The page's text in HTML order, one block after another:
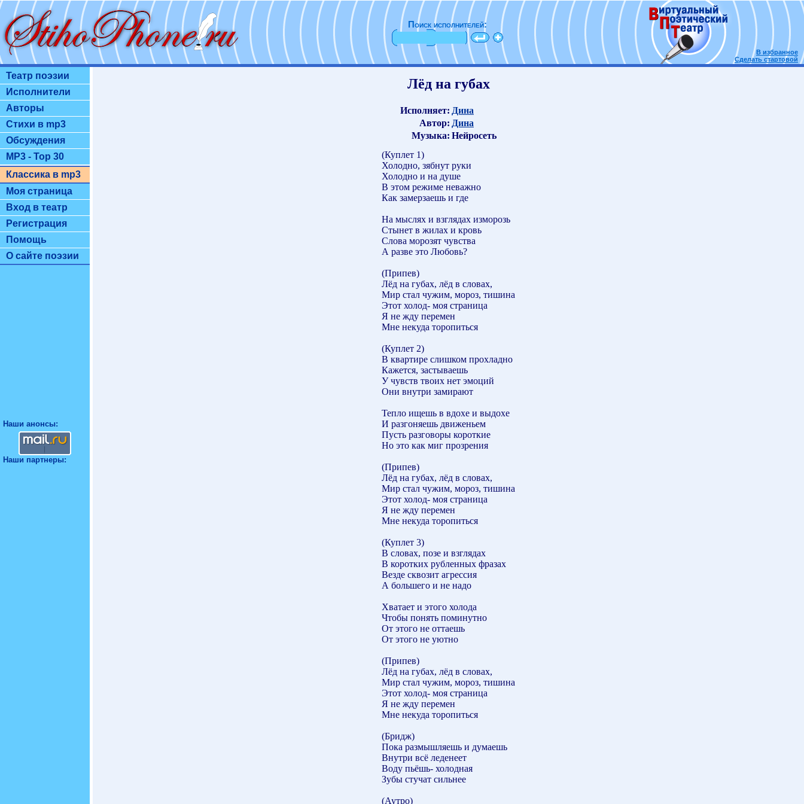
Поиск исполнителей:
В избранное
Сделать стартовой
Театр поэзии
Исполнители
Авторы
Стихи в mp3
Обсуждения
MP3 - Top 30
Классика в mp3
Моя страница
Вход в театр
Регистрация
Помощь
О сайте поэзии
Наши анонсы:
Наши партнеры:
Лёд на губах
Исполняет: Дина
Автор: Дина
Музыка: Нейросеть
(Куплет 1)
Холодно, зябнут руки
Холодно и на душе
В этом режиме неважно
Как замерзаешь и где
На мыслях и взглядах изморозь
Стынет в жилах и кровь
Слова морозят чувства
А разве это Любовь?
(Припев)
Лёд на губах, лёд в словах,
Мир стал чужим, мороз, тишина
Этот холод- моя страница
Я не жду перемен
Мне некуда торопиться
(Куплет 2)
В квартире слишком прохладно
Кажется, застываешь
У чувств твоих нет эмоций
Они внутри замирают
Тепло ищешь в вдохе и выдохе
И разгоняешь движеньем
Пусть разговоры короткие
Но это как миг прозрения
(Припев)
Лёд на губах, лёд в словах,
Мир стал чужим, мороз, тишина
Этот холод- моя страница
Я не жду перемен
Мне некуда торопиться
(Куплет 3)
В словах, позе и взглядах
В коротких рубленных фразах
Везде сквозит агрессия
А большего и не надо
Хватает и этого холода
Чтобы понять поминутно
От этого не оттаешь
От этого не уютно
(Припев)
Лёд на губах, лёд в словах,
Мир стал чужим, мороз, тишина
Этот холод- моя страница
Я не жду перемен
Мне некуда торопиться
(Бридж)
Пока размышляешь и думаешь
Внутри всё леденеет
Воду пьёшь- холодная
Зубы стучат сильнее
(Аутро)